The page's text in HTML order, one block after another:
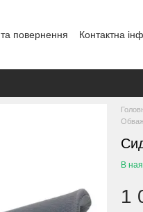
повернення Контактна
В
1